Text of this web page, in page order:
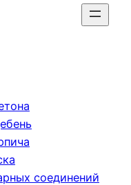
соединений